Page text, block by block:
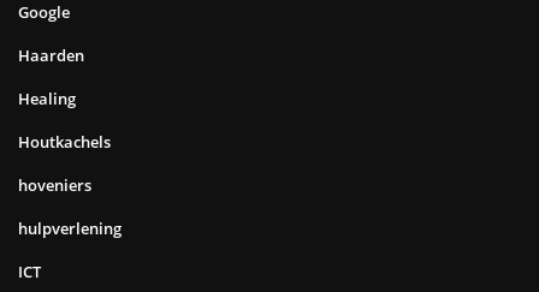
Google
Haarden
Healing
Houtkachels
hoveniers
hulpverlening
ICT